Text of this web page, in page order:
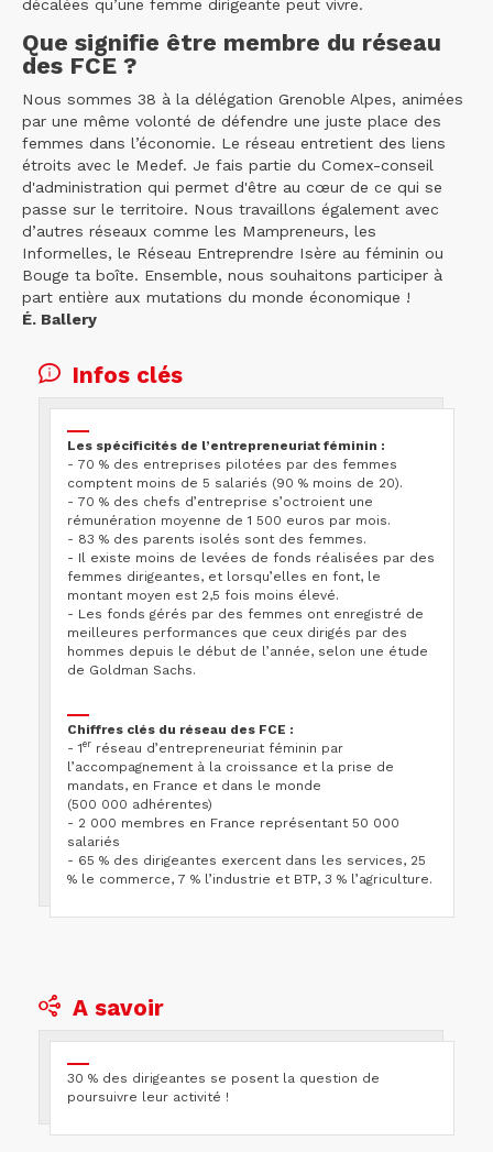
décalées qu’une femme dirigeante peut vivre.
Que signifie être membre du réseau
des FCE ?
Nous sommes 38 à la délégation Grenoble Alpes, animées
par une même volonté de défendre une juste place des
femmes dans l’économie. Le réseau entretient des liens
étroits avec le Medef. Je fais partie du Comex-conseil
d'administration qui permet d'être au cœur de ce qui se
passe sur le territoire. Nous travaillons également avec
d’autres réseaux comme les Mampreneurs, les
Informelles, le Réseau Entreprendre Isère au féminin ou
Bouge ta boîte. Ensemble, nous souhaitons participer à
part entière aux mutations du monde économique !
É. Ballery
Infos clés
Les spécificités de l’entrepreneuriat féminin :
- 70 % des entreprises pilotées par des femmes
comptent moins de 5 salariés (90 % moins de 20).
- 70 % des chefs d’entreprise s’octroient une
rémunération moyenne de 1 500 euros par mois.
- 83 % des parents isolés sont des femmes.
- Il existe moins de levées de fonds réalisées par des
femmes dirigeantes, et lorsqu’elles en font, le
montant moyen est 2,5 fois moins élevé.
- Les fonds gérés par des femmes ont enregistré de
meilleures performances que ceux dirigés par des
hommes depuis le début de l’année, selon une étude
de Goldman Sachs.
Chiffres clés du réseau des FCE :
- 1er réseau d’entrepreneuriat féminin par
l’accompagnement à la croissance et la prise de
mandats, en France et dans le monde
(500 000 adhérentes)
- 2 000 membres en France représentant 50 000
salariés
- 65 % des dirigeantes exercent dans les services, 25
% le commerce, 7 % l’industrie et BTP, 3 % l’agriculture.
A savoir
30 % des dirigeantes se posent la question de
poursuivre leur activité !